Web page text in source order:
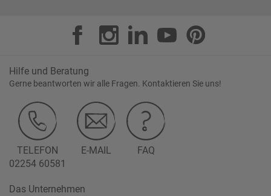
Hilfe und Beratung
Gerne beantworten wir alle Fragen. Kontaktieren Sie uns!
TELEFON
02254 60581
E-MAIL FAQ
Das Unternehmen